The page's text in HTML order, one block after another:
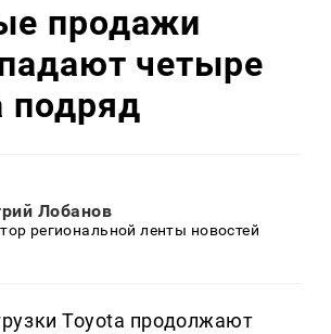
продажи
четыре
подряд
Лобанов
региональной ленты новостей
Toyota продолжают